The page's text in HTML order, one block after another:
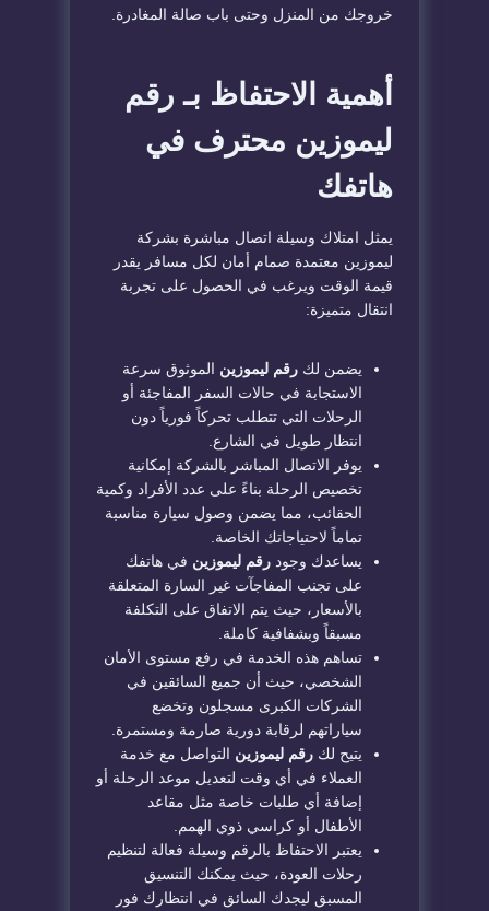
خروجك من المنزل وحتى باب صالة المغادرة.
​أهمية الاحتفاظ بـ رقم
ليموزين محترف في
هاتفك
​يمثل امتلاك وسيلة اتصال مباشرة بشركة
ليموزين معتمدة صمام أمان لكل مسافر يقدر
قيمة الوقت ويرغب في الحصول على تجربة
انتقال متميزة:
​يضمن لك رقم ليموزين الموثوق سرعة
الاستجابة في حالات السفر المفاجئة أو
الرحلات التي تتطلب تحركاً فورياً دون
انتظار طويل في الشارع.
​يوفر الاتصال المباشر بالشركة إمكانية
تخصيص الرحلة بناءً على عدد الأفراد وكمية
الحقائب، مما يضمن وصول سيارة مناسبة
تماماً لاحتياجاتك الخاصة.
​يساعدك وجود رقم ليموزين في هاتفك
على تجنب المفاجآت غير السارة المتعلقة
بالأسعار، حيث يتم الاتفاق على التكلفة
مسبقاً وبشفافية كاملة.
​تساهم هذه الخدمة في رفع مستوى الأمان
الشخصي، حيث أن جميع السائقين في
الشركات الكبرى مسجلون وتخضع
سياراتهم لرقابة دورية صارمة ومستمرة.
​يتيح لك رقم ليموزين التواصل مع خدمة
العملاء في أي وقت لتعديل موعد الرحلة أو
إضافة أي طلبات خاصة مثل مقاعد
الأطفال أو كراسي ذوي الهمم.
​يعتبر الاحتفاظ بالرقم وسيلة فعالة لتنظيم
رحلات العودة، حيث يمكنك التنسيق
المسبق ليجدك السائق في انتظارك فور